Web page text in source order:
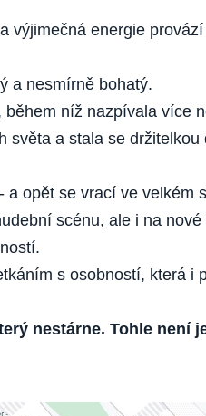
výjimečná energie
a nesmírně bohatý.
níž nazpívala více
světa a stala se držitelkou
opět se vrací ve velkém
scénu, ale i na nové
s osobností, která i
nestárne. Tohle není